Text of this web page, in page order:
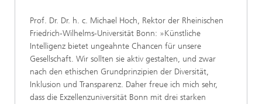
Prof. Dr. Dr. h. c. Michael Hoch, Rektor der Rheinischen
Friedrich-Wilhelms-Universität Bonn: »Künstliche
Intelligenz bietet ungeahnte Chancen für unsere
Gesellschaft. Wir sollten sie aktiv gestalten, und zwar
nach den ethischen Grundprinzipien der Diversität,
Inklusion und Transparenz. Daher freue ich mich sehr,
dass die Exzellenzuniversität Bonn mit drei starken